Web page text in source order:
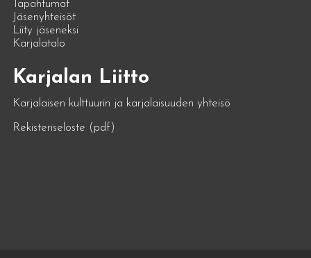
Tapahtumat
Jäsenyhteisöt
Liity jäseneksi
Karjalatalo
Karjalan Liitto
Karjalaisen kulttuurin ja karjalaisuuden yhteisö
Rekisteriseloste (pdf)